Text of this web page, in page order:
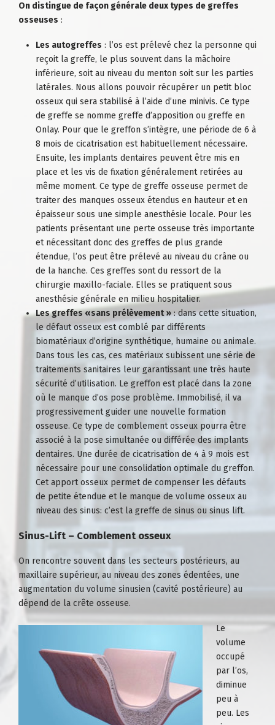
On distingue de façon générale deux types de greffes
osseuses :
Les autogreffes : l’os est prélevé chez la personne qui
reçoit la greffe, le plus souvent dans la mâchoire
inférieure, soit au niveau du menton soit sur les parties
latérales. Nous allons pouvoir récupérer un petit bloc
osseux qui sera stabilisé à l’aide d’une minivis. Ce type
de greffe se nomme greffe d’apposition ou greffe en
Onlay. Pour que le greffon s’intègre, une période de 6 à
8 mois de cicatrisation est habituellement nécessaire.
Ensuite, les implants dentaires peuvent être mis en
place et les vis de fixation généralement retirées au
même moment. Ce type de greffe osseuse permet de
traiter des manques osseux étendus en hauteur et en
épaisseur sous une simple anesthésie locale. Pour les
patients présentant une perte osseuse très importante
et nécessitant donc des greffes de plus grande
étendue, l’os peut être prélevé au niveau du crâne ou
de la hanche. Ces greffes sont du ressort de la
chirurgie maxillo-faciale. Elles se pratiquent sous
anesthésie générale en milieu hospitalier.
Les greffes «sans prélèvement »: dans cette situation,
le défaut osseux est comblé par différents
biomatériaux d’origine synthétique, humaine ou animale.
Dans tous les cas, ces matériaux subissent une série de
traitements sanitaires leur garantissant une très haute
sécurité d’utilisation. Le greffon est placé dans la zone
où le manque d’os pose problème. Immobilisé, il va
progressivement guider une nouvelle formation
osseuse. Ce type de comblement osseux pourra être
associé à la pose simultanée ou différée desimplants
dentaires. Une durée de cicatrisation de 4 à 9 mois est
nécessaire pour une consolidation optimale du greffon.
Cet apport osseux permet de compenser les défauts
de petite étendue et le manque de volume osseux au
niveau des sinus: c’est la greffe de sinus ou sinus lift.
Sinus-Lift – Comblement osseux
On rencontre souvent dans les secteurs postérieurs, au
maxillaire supérieur, au niveau des zones édentées, une
augmentation du volume sinusien (cavité postérieure) au
dépend de la crête osseuse.
Le
volume
occupé
par l’os,
diminue
peu à
peu. Les